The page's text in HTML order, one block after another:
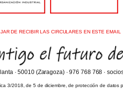
DE RECIBIR LAS CIRCULARES EN ESTE EMAIL
· 50010 (Zaragoza) · 976 768 768 ·
3/2018, de 5 de diciembre, de protección de datos